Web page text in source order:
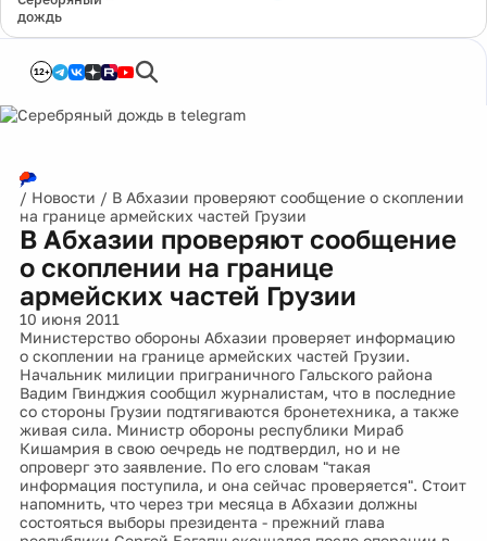
дождь
12+
/ Новости / В Абхазии проверяют сообщение о скоплении
на границе армейских частей Грузии
В Абхазии проверяют сообщение
о скоплении на границе
армейских частей Грузии
10 июня 2011
Министерство обороны Абхазии проверяет информацию
о скоплении на границе армейских частей Грузии.
Начальник милиции приграничного Гальского района
Вадим Гвинджия сообщил журналистам, что в последние
со стороны Грузии подтягиваются бронетехника, а также
живая сила. Министр обороны республики Мираб
Кишамрия в свою оечредь не подтвердил, но и не
опроверг это заявление. По его словам "такая
информация поступила, и она сейчас проверяется". Стоит
напомнить, что через три месяца в Абхазии должны
состояться выборы президента - прежний глава